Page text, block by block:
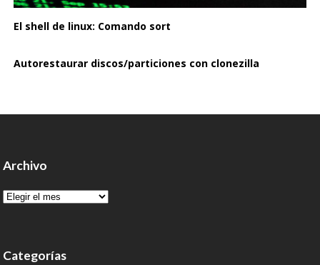
El shell de linux: Comando sort
Autorestaurar discos/particiones con clonezilla
Archivo
Archivo
Categorías